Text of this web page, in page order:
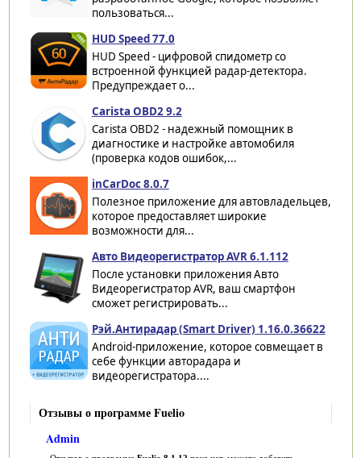
пользоваться...
HUD Speed 77.0
HUD Speed - цифровой спидометр со
встроенной функцией радар-детектора.
Предупреждает о...
Carista OBD2 9.2
Carista OBD2 - надежный помощник в
диагностике и настройке автомобиля
(проверка кодов ошибок,...
inCarDoc 8.0.7
Полезное приложение для автовладельцев,
которое предоставляет широкие
возможности для...
Авто Видеорегистратор AVR 6.1.112
После установки приложения Авто
Видеорегистратор AVR, ваш смартфон
сможет регистрировать...
Рэй.Антирадар (Smart Driver) 1.16.0.36622
Android-приложение, которое совмещает в
себе функции авторадара и
видеорегистратора....
Отзывы о программе Fuelio
Admin